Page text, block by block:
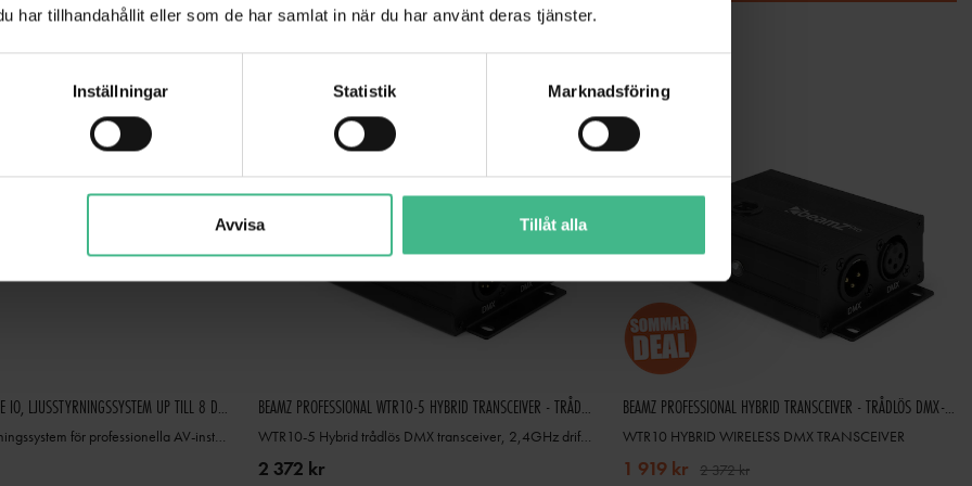
har tillhandahållit eller som de har samlat in när du har använt deras tjänster.
Inställningar Statistik Marknadsföring
Avvisa Tillåt alla
LIGHTSHARK LS-CORE IO, LJUSSTYRNINGSSYSTEM UP TILL 8 DMX UNIVERSUM
Avancerat ljusstyrningssystem för professionella AV-installationer
BEAMZ PROFESSIONAL WTR10-5 HYBRID TRANSCEIVER - TRÅDLÖS 5-STIFTS DMX-SÄNDARE OCH MOTTAGARE
WTR10-5 Hybrid trådlös DMX transceiver, 2,4GHz driftfrekvens
2 372 kr
BEAMZ PROFESSIONAL HYBRID TRANSCEIVER - TRÅDLÖS DMX-SÄNDARE OCH MOTTAGARE
WTR10 HYBRID WIRELESS DMX TRANSCEIVER
1 919 kr 2 372 kr